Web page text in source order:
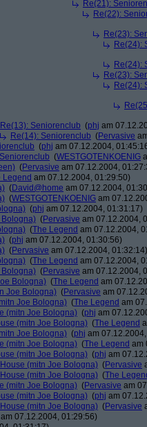
Re(21):
Re(22):
Re(23):
Re(24):
Re(24):
Re(23):
Re(24):
Re(13): Seniorenclub (phj am
Re(14): Seniorenclub (Pervasive
(phj am 07.12.2004,
(WESTGOTENKOENIG
(Pervasive am 07.12.2004,
Legend am 07.12.2004, 01:29:50)
(David@home am 07.12.2004,
(WESTGOTENKOENIG am
(phj am 07.12.2004, 01:31:17)
(Pervasive am 07.12.2004,
(The Legend am 07.12.2004,
(phj am 07.12.2004, 01:30:56)
(Pervasive am 07.12.2004, 01:32:14)
(The Legend am 07.12.2004,
(Pervasive am 07.12.2004,
Bologna) (The Legend am
Joe Bologna) (Pervasive am
Joe Bologna) (The Legend am
(mitn Joe Bologna) (phj am
(mitn Joe Bologna) (The Legend
Joe Bologna) (phj am
(mitn Joe Bologna) (The Legend am
(mitn Joe Bologna) (phj am
(mitn Joe Bologna) (Pervasive
(mitn Joe Bologna) (The
(mitn Joe Bologna) (Pervasive am
(mitn Joe Bologna) (phj am
(mitn Joe Bologna) (Pervasive
am 07.12.2004, 01:29:56)